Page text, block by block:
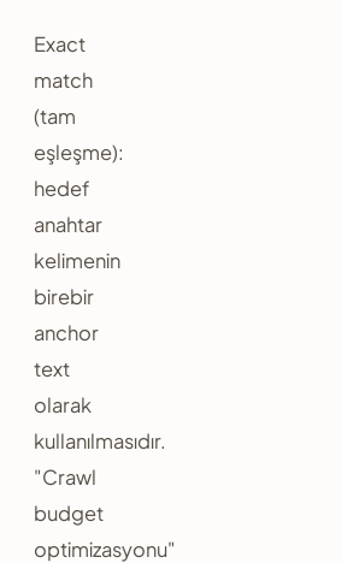
Exact
match
(tam
eşleşme):
hedef
anahtar
kelimenin
birebir
anchor
text
olarak
kullanılmasıdır.
"Crawl
budget
optimizasyonu"